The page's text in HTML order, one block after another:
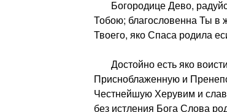
Богородице Дево,
Тобою; благословенна Ты в
Твоего, яко Спаса родила
Достойно есть яко
Присноблаженную и
Честнейшую Херувим и
без истления Бога Слова